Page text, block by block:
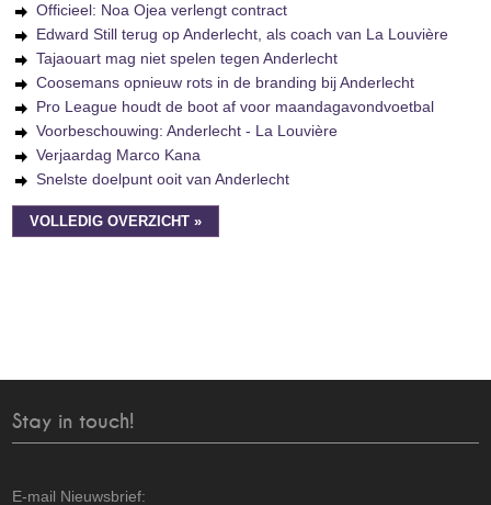
Officieel: Noa Ojea verlengt contract
Edward Still terug op Anderlecht, als coach van La Louvière
Tajaouart mag niet spelen tegen Anderlecht
Coosemans opnieuw rots in de branding bij Anderlecht
Pro League houdt de boot af voor maandagavondvoetbal
Voorbeschouwing: Anderlecht - La Louvière
Verjaardag Marco Kana
Snelste doelpunt ooit van Anderlecht
VOLLEDIG OVERZICHT »
Stay in touch!
E-mail Nieuwsbrief: